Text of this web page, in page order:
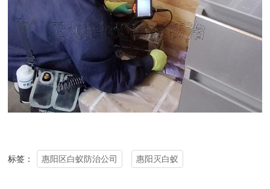
标签： 惠阳区白蚁防治公司 惠阳灭白蚁